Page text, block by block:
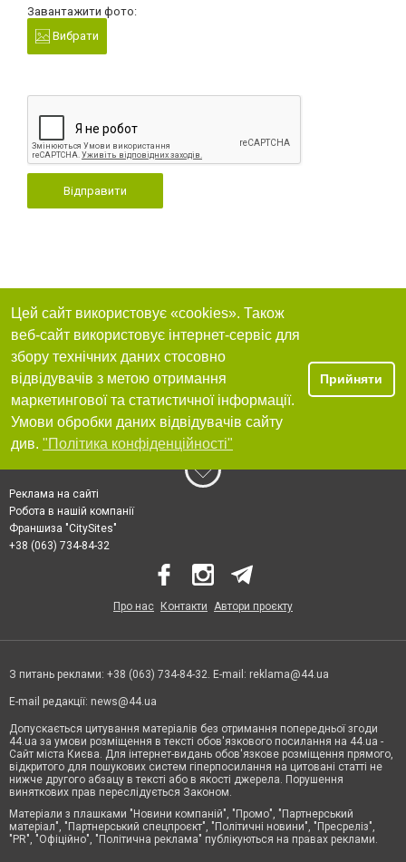
Завантажити фото:
Вибрати
Відправити
Цей сайт використовує «cookies». Також
веб-сайт використовує інтернет-сервіс для
збору технічних даних стосовно
відвідувачів з метою отримання
маркетингової та статистичної інформації.
Умови обробки даних відвідувачів сайту
див. "Політика конфіденційності"
Прийняти
Реклама на сайті
Робота в нашій компанії
Франшиза "CitySites"
+38 (063) 734-84-32
Про нас Контакти Автори проєкту
З питань реклами: +38 (063) 734-84-32. E-mail: reklama@44.ua
E-mail редакції: news@44.ua
Допускається цитування матеріалів без отримання попередньої згоди
44.ua за умови розміщення в тексті обов'язкового посилання на 44.ua -
Сайт міста Києва. Для інтернет-видань обов'язкове розміщення прямого,
відкритого для пошукових систем гіперпосилання на цитовані статті не
нижче другого абзацу в тексті або в якості джерела. Порушення
виняткових прав переслідується Законом.
Матеріали з плашками "Новини компаній", "Промо", "Партнерський
матеріал", "Партнерський спецпроєкт", "Політичні новини", "Пресреліз",
"PR", "Офіційно", "Політична реклама" публікуються на правах реклами.